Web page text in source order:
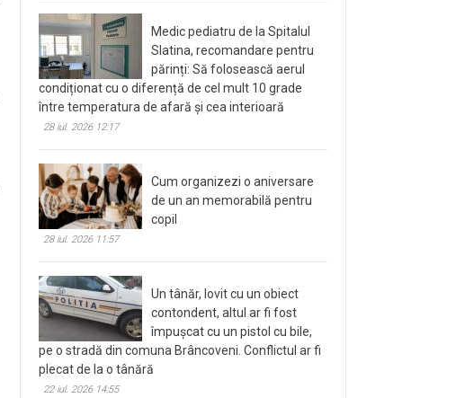
Medic pediatru de la Spitalul
Slatina, recomandare pentru
părinți: Să folosească aerul
condiționat cu o diferență de cel mult 10 grade
între temperatura de afară și cea interioară
28 iul. 2026 12:17
Cum organizezi o aniversare
de un an memorabilă pentru
copil
28 iul. 2026 11:57
Un tânăr, lovit cu un obiect
contondent, altul ar fi fost
împușcat cu un pistol cu bile,
pe o stradă din comuna Brâncoveni. Conflictul ar fi
plecat de la o tânără
22 iul. 2026 14:55